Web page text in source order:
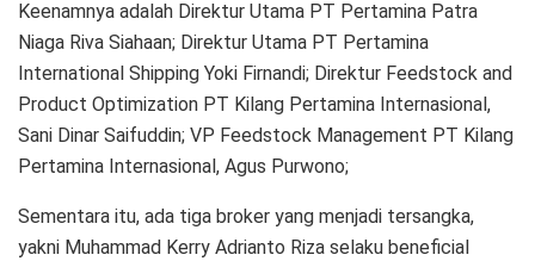
Keenamnya adalah Direktur Utama PT Pertamina Patra
Niaga Riva Siahaan; Direktur Utama PT Pertamina
International Shipping Yoki Firnandi; Direktur Feedstock and
Product Optimization PT Kilang Pertamina Internasional,
Sani Dinar Saifuddin; VP Feedstock Management PT Kilang
Pertamina Internasional, Agus Purwono;
Sementara itu, ada tiga broker yang menjadi tersangka,
yakni Muhammad Kerry Adrianto Riza selaku beneficial